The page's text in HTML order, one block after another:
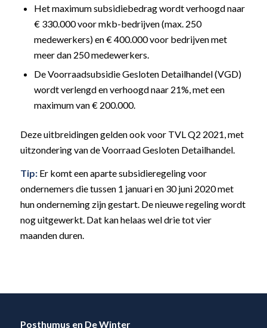
Het maximum subsidiebedrag wordt verhoogd naar
€ 330.000 voor mkb-bedrijven (max. 250
medewerkers) en € 400.000 voor bedrijven met
meer dan 250 medewerkers.
De Voorraadsubsidie Gesloten Detailhandel (VGD)
wordt verlengd en verhoogd naar 21%, met een
maximum van € 200.000.
Deze uitbreidingen gelden ook voor TVL Q2 2021, met
uitzondering van de Voorraad Gesloten Detailhandel.
Tip: Er komt een aparte subsidieregeling voor
ondernemers die tussen 1 januari en 30 juni 2020 met
hun onderneming zijn gestart. De nieuwe regeling wordt
nog uitgewerkt. Dat kan helaas wel drie tot vier
maanden duren.
Posthumus en De Winter